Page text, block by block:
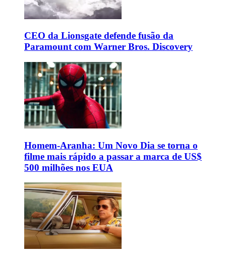
CEO da Lionsgate defende fusão da
Paramount com Warner Bros. Discovery
Homem-Aranha: Um Novo Dia se torna o
filme mais rápido a passar a marca de US$
500 milhões nos EUA